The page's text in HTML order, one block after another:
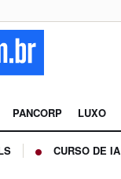
PANCORP LUXO
CURSO DE IA